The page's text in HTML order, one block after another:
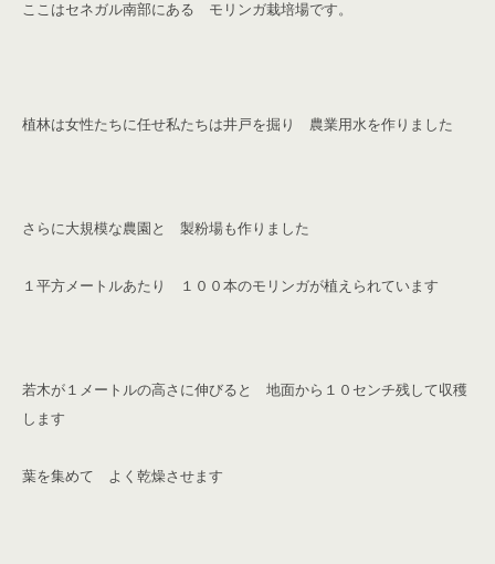
ここはセネガル南部にある モリンガ栽培場です。
植林は女性たちに任せ私たちは井戸を掘り 農業用水を作りました
さらに大規模な農園と 製粉場も作りました
１平方メートルあたり １００本のモリンガが植えられています
若木が１メートルの高さに伸びると 地面から１０センチ残して収穫
します
葉を集めて よく乾燥させます